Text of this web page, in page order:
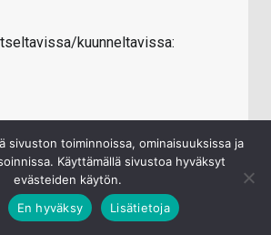
kuunneltavissa:
VIESTIT
sivuston toiminnoissa, ominaisuuksissa ja
Käyttämällä sivustoa hyväksyt
evästeiden käytön.
En hyväksy Lisätietoja